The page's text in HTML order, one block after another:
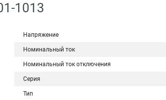
1013
Напряжение
Номинальный ток
Номинальный ток отключения
Серия
Тип